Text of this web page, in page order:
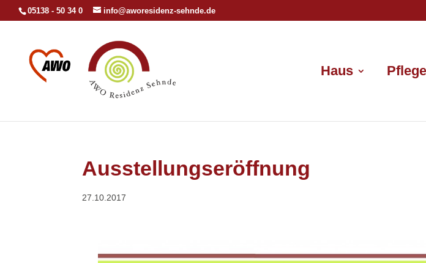
05138 - 50 34 0 info@aworesidenz-sehnde.de
Haus Pflege
Ausstellungseröffnung
27.10.2017